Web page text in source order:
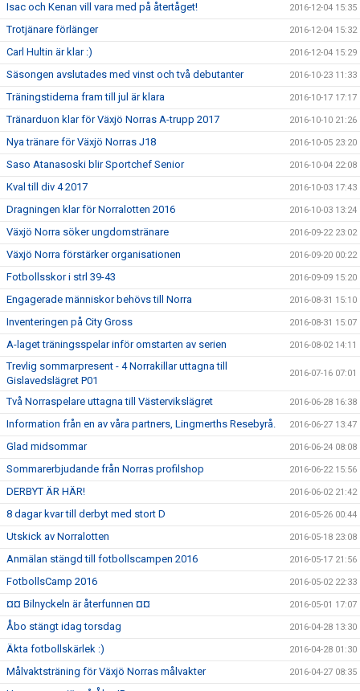
Isac och Kenan vill vara med på återtåget! 2016-12-04 15:35
Trotjänare förlänger 2016-12-04 15:32
Carl Hultin är klar :) 2016-12-04 15:29
Säsongen avslutades med vinst och två debutanter 2016-10-23 11:33
Träningstiderna fram till jul är klara 2016-10-17 17:17
Tränarduon klar för Växjö Norras A-trupp 2017 2016-10-10 21:26
Nya tränare för Växjö Norras J18 2016-10-05 23:20
Saso Atanasoski blir Sportchef Senior 2016-10-04 22:08
Kval till div 4 2017 2016-10-03 17:43
Dragningen klar för Norralotten 2016 2016-10-03 13:24
Växjö Norra söker ungdomstränare 2016-09-22 23:02
Växjö Norra förstärker organisationen 2016-09-20 00:22
Fotbollsskor i strl 39-43 2016-09-09 15:20
Engagerade människor behövs till Norra 2016-08-31 15:10
Inventeringen på City Gross 2016-08-31 15:07
A-laget träningsspelar inför omstarten av serien 2016-08-02 14:11
Trevlig sommarpresent - 4 Norrakillar uttagna till
Gislavedslägret P01
2016-07-16 07:01
Två Norraspelare uttagna till Västervikslägret 2016-06-28 16:38
Information från en av våra partners, Lingmerths Resebyrå. 2016-06-27 13:47
Glad midsommar 2016-06-24 08:08
Sommarerbjudande från Norras profilshop 2016-06-22 15:56
DERBYT ÄR HÄR! 2016-06-02 21:42
8 dagar kvar till derbyt med stort D 2016-05-26 00:44
Utskick av Norralotten 2016-05-18 23:08
Anmälan stängd till fotbollscampen 2016 2016-05-17 21:56
FotbollsCamp 2016 2016-05-02 22:33
¤¤ Bilnyckeln är återfunnen ¤¤ 2016-05-01 17:07
Åbo stängt idag torsdag 2016-04-28 13:30
Äkta fotbollskärlek :) 2016-04-28 01:30
Målvaktsträning för Växjö Norras målvakter 2016-04-27 08:35